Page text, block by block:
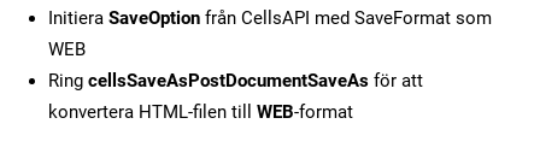
Initiera SaveOption från CellsAPI med SaveFormat som
WEB
Ring cellsSaveAsPostDocumentSaveAs för att
konvertera HTML-filen till WEB-format